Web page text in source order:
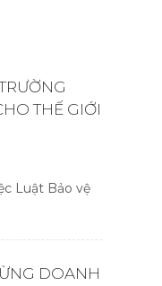
THẾ GIỚI
Luật Bảo vệ
DOANH